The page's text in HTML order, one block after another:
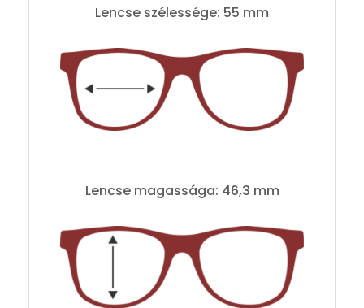
Lencse szélessége: 55 mm
Lencse magassága: 46,3 mm